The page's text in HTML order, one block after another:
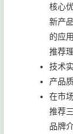
核心
新产
的应
推荐
技术
产品
在市
推荐
品牌